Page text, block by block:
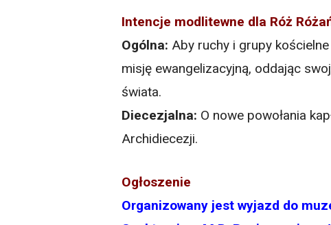
Intencje modlitewne dla Róż
Ogólna: Aby ruchy i grupy
misję ewangelizacyjną, oddając
świata.
Diecezjalna: O nowe powołania
Archidiecezji.
Ogłoszenie
Organizowany jest wyjazd do